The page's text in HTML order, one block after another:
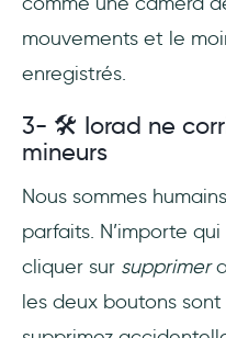
mouvements et le
enregistrés.
3- 🛠 Iorad ne
mineurs
Nous sommes
parfaits. N’importe
cliquer sur supprimer
les deux boutons